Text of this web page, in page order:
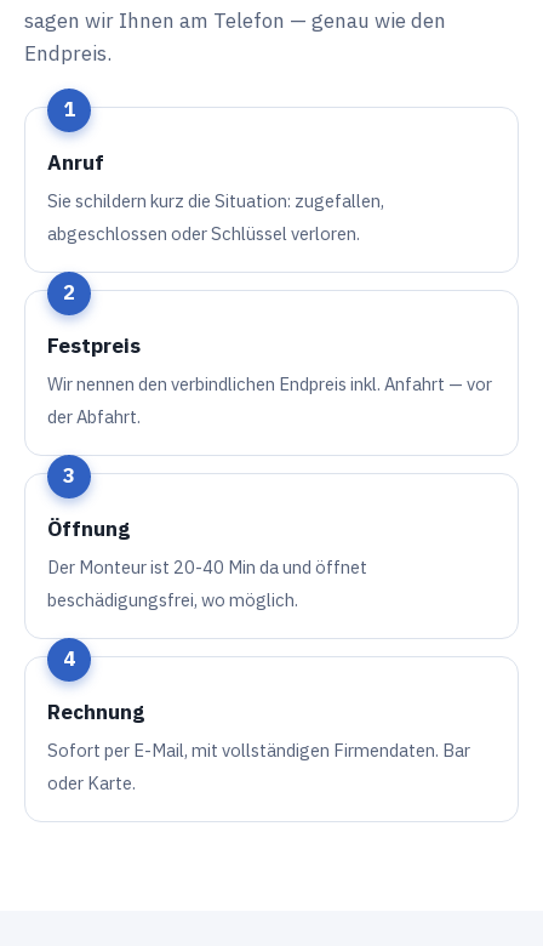
sagen wir Ihnen am Telefon — genau wie den
Endpreis.
Anruf
Sie schildern kurz die Situation: zugefallen,
abgeschlossen oder Schlüssel verloren.
Festpreis
Wir nennen den verbindlichen Endpreis inkl. Anfahrt — vor
der Abfahrt.
Öffnung
Der Monteur ist 20-40 Min da und öffnet
beschädigungsfrei, wo möglich.
Rechnung
Sofort per E-Mail, mit vollständigen Firmendaten. Bar
oder Karte.